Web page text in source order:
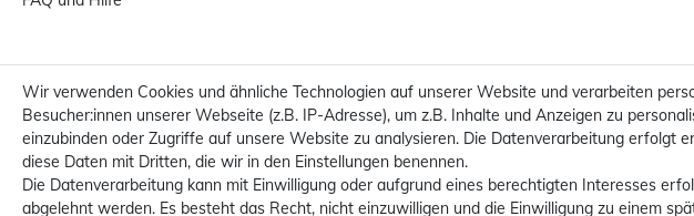
Wir verwenden Cookies und ähnliche Technologien auf unserer Website und verarbeiten
Besucher:innen unserer Webseite (z.B. IP-Adresse), um z.B. Inhalte und Anzeigen zu
einzubinden oder Zugriffe auf unsere Website zu analysieren. Die Datenverarbeitung erfolgt
diese Daten mit Dritten, die wir in den Einstellungen benennen.
Die Datenverarbeitung kann mit Einwilligung oder aufgrund eines berechtigten Interesses
abgelehnt werden. Es besteht das Recht, nicht einzuwilligen und die Einwilligung zu einem